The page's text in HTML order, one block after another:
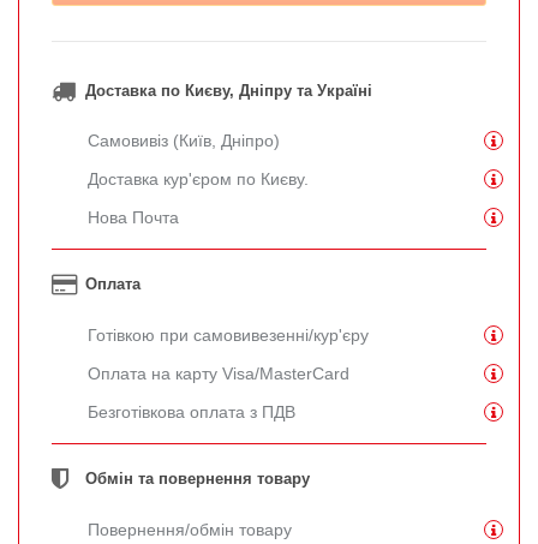
Доставка по Києву, Дніпру та Україні
Самовивіз (Київ, Дніпро)
Доставка кур'єром по Києву.
Нова Почта
Оплата
Готівкою при самовивезенні/кур'єру
Оплата на карту Visa/MasterCard
Безготівкова оплата з ПДВ
Обмін та повернення товару
Повернення/обмін товару